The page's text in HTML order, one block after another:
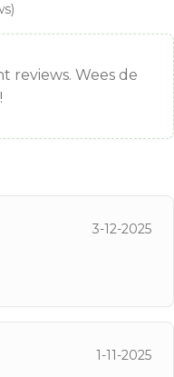
)
reviews. Wees de
3-12-2025
1-11-2025